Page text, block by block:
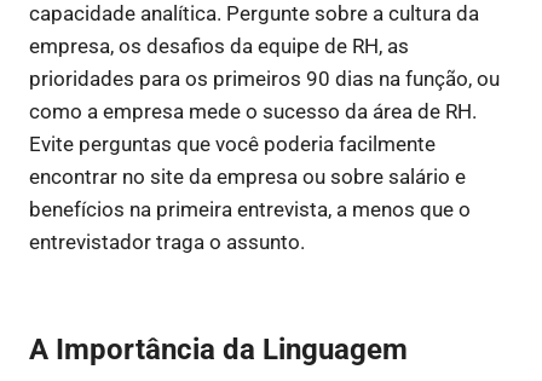
capacidade analítica. Pergunte sobre a cultura da
empresa, os desafios da equipe de RH, as
prioridades para os primeiros 90 dias na função, ou
como a empresa mede o sucesso da área de RH.
Evite perguntas que você poderia facilmente
encontrar no site da empresa ou sobre salário e
benefícios na primeira entrevista, a menos que o
entrevistador traga o assunto.
A Importância da Linguagem